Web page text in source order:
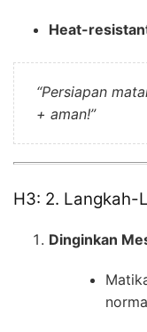
Heat-
“Persiapan
+ aman!”
H3: 2. Langkah-
Dinginkan